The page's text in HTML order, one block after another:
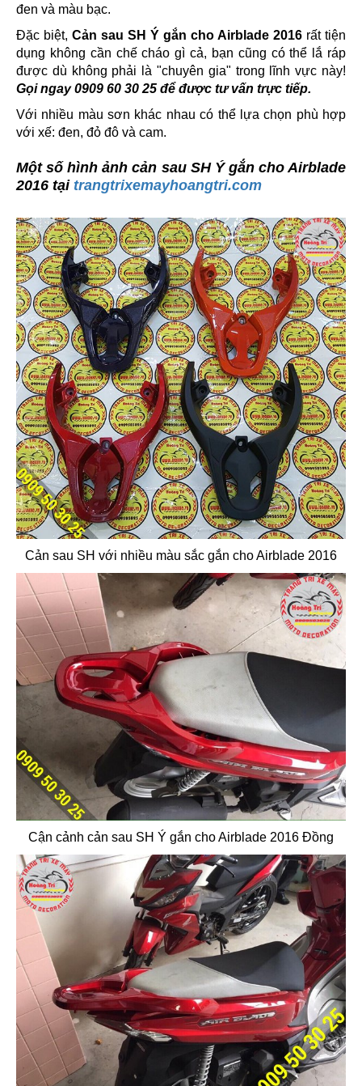
đen và màu bạc.
Đặc biệt, Cản sau SH Ý gắn cho Airblade 2016 rất tiện
dụng không cần chế cháo gì cả, bạn cũng có thể lắ ráp
được dù không phải là "chuyên gia" trong lĩnh vực này!
Gọi ngay 0909 60 30 25 để được tư vấn trực tiếp.
Với nhiều màu sơn khác nhau có thể lựa chọn phù hợp
với xế: đen, đỏ đô và cam.
Một số hình ảnh cản sau SH Ý gắn cho Airblade
2016 tạitrangtrixemayhoangtri.com
Cản sau SH với nhiều màu sắc gắn cho Airblade 2016
Cận cảnh cản sau SH Ý gắn cho Airblade 2016 Đồng